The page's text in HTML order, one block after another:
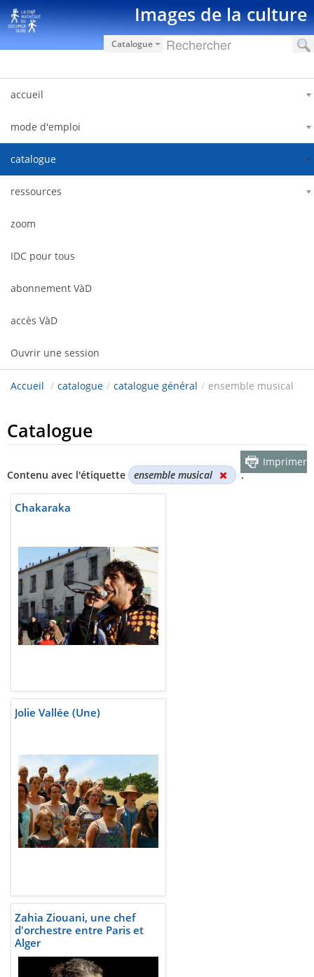
Saut au contenu Images de la culture
Catalogue
accueil
mode d'emploi
catalogue
ressources
zoom
IDC pour tous
abonnement VàD
accès VàD
Ouvrir une session
Accueil / catalogue / catalogue général / ensemble musical
Catalogue
Contenu avec l'étiquette ensemble musical .
Imprimer
Chakaraka
Jolie Vallée (Une)
Zahia Ziouani, une chef
d'orchestre entre Paris et
Alger